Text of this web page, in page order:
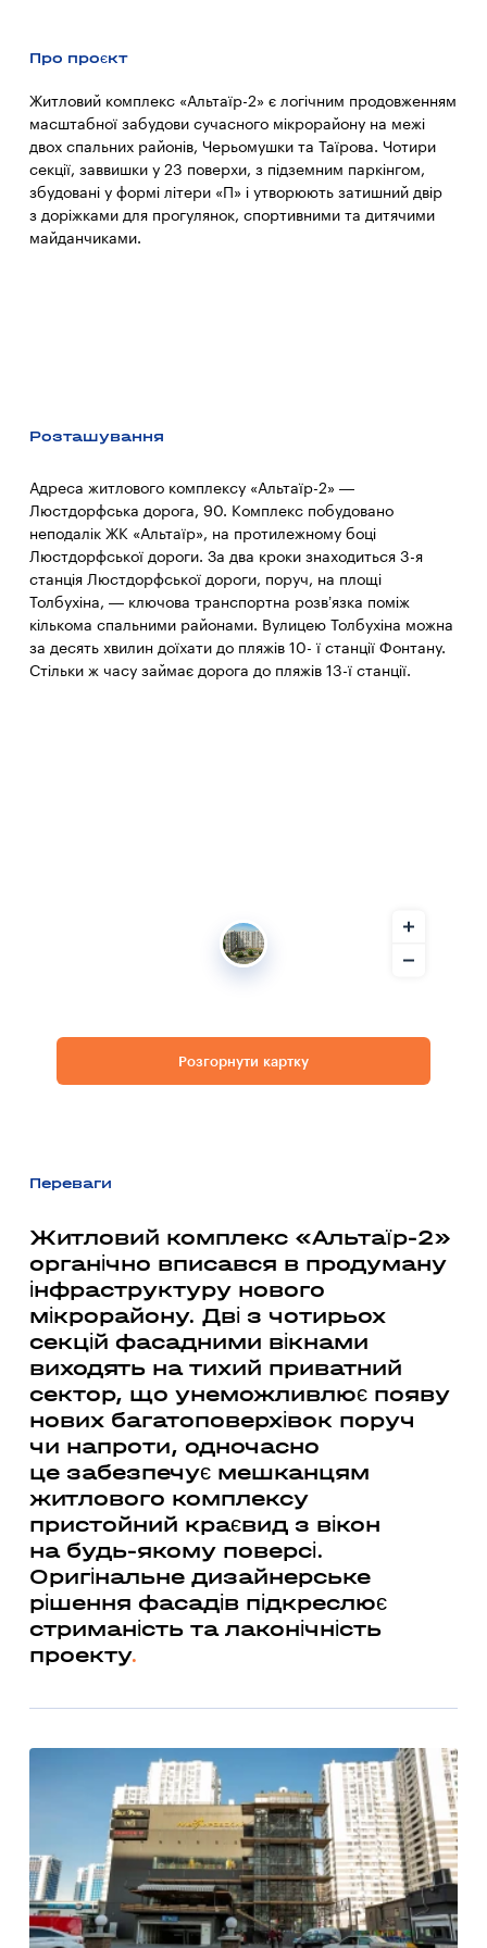
Про проєкт
Житловий комплекс «Альтаїр-2» є логічним продовженням
масштабної забудови сучасного мікрорайону на межі
двох спальних районів, Черьомушки та Таїрова. Чотири
секції, заввишки у 23 поверхи, з підземним паркінгом,
збудовані у формі літери «П» і утворюють затишний двір
з доріжками для прогулянок, спортивними та дитячими
майданчиками.
Розташування
Адреса житлового комплексу «Альтаїр-2» —
Люстдорфська дорога, 90. Комплекс побудовано
неподалік ЖК «Альтаїр», на протилежному боці
Люстдорфської дороги. За два кроки знаходиться 3-я
станція Люстдорфської дороги, поруч, на площі
Толбухіна, — ключова транспортна розв’язка поміж
кількома спальними районами. Вулицею Толбухіна можна
за десять хвилин доїхати до пляжів 10- ї станції Фонтану.
Стільки ж часу займає дорога до пляжів 13-ї станції.
Розгорнути картку
Переваги
Житловий комплекс «Альтаїр-2»
органічно вписався в продуману
інфраструктуру нового
мікрорайону. Дві з чотирьох
секцій фасадними вікнами
виходять на тихий приватний
сектор, що унеможливлює появу
нових багатоповерхівок поруч
чи напроти, одночасно
це забезпечує мешканцям
житлового комплексу
пристойний краєвид з вікон
на будь-якому поверсі.
Оригінальне дизайнерське
рішення фасадів підкреслює
стриманість та лаконічність
проекту